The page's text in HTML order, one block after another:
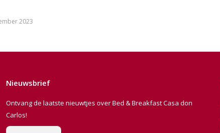
2023
Nieuwsbrief
Ontvang de laatste nieuwtjes over Bed & Breakfast Casa don
Carlos!